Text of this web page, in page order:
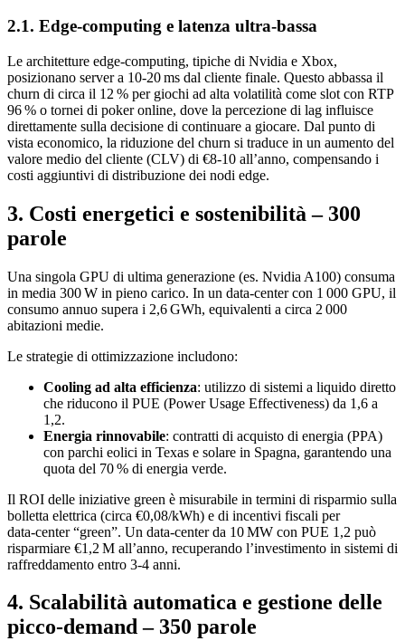
2.1. Edge‑computing e latenza ultra‑bassa
Le architetture edge‑computing, tipiche di Nvidia e Xbox,
posizionano server a 10‑20 ms dal cliente finale. Questo abbassa il
churn di circa il 12 % per giochi ad alta volatilità come slot con RTP
96 % o tornei di poker online, dove la percezione di lag influisce
direttamente sulla decisione di continuare a giocare. Dal punto di
vista economico, la riduzione del churn si traduce in un aumento del
valore medio del cliente (CLV) di €8‑10 all’anno, compensando i
costi aggiuntivi di distribuzione dei nodi edge.
3. Costi energetici e sostenibilità – 300
parole
Una singola GPU di ultima generazione (es. Nvidia A100) consuma
in media 300 W in pieno carico. In un data‑center con 1 000 GPU, il
consumo annuo supera i 2,6 GWh, equivalenti a circa 2 000
abitazioni medie.
Le strategie di ottimizzazione includono:
Cooling ad alta efficienza: utilizzo di sistemi a liquido diretto
che riducono il PUE (Power Usage Effectiveness) da 1,6 a
1,2.
Energia rinnovabile: contratti di acquisto di energia (PPA)
con parchi eolici in Texas e solare in Spagna, garantendo una
quota del 70 % di energia verde.
Il ROI delle iniziative green è misurabile in termini di risparmio sulla
bolletta elettrica (circa €0,08/kWh) e di incentivi fiscali per
data‑center “green”. Un data‑center da 10 MW con PUE 1,2 può
risparmiare €1,2 M all’anno, recuperando l’investimento in sistemi di
raffreddamento entro 3‑4 anni.
4. Scalabilità automatica e gestione delle
picco‑demand – 350 parole